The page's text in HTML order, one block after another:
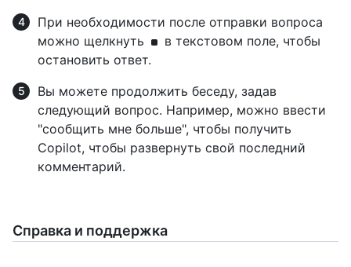
При необходимости после отправки вопроса
можно щелкнуть
в текстовом поле, чтобы
остановить ответ.
Вы можете продолжить беседу, задав
следующий вопрос. Например, можно ввести
"сообщить мне больше", чтобы получить
Copilot, чтобы развернуть свой последний
комментарий.
Справка и поддержка